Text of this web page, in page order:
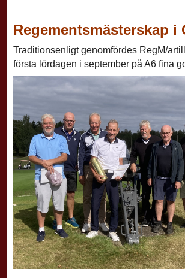
Regementsmästerskap i
Traditionsenligt genomfördes RegM/
första lördagen i september på A6 fina